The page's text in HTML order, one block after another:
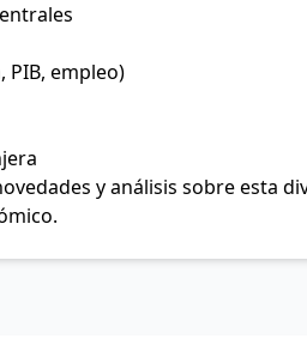
PIB, empleo)
y análisis sobre esta